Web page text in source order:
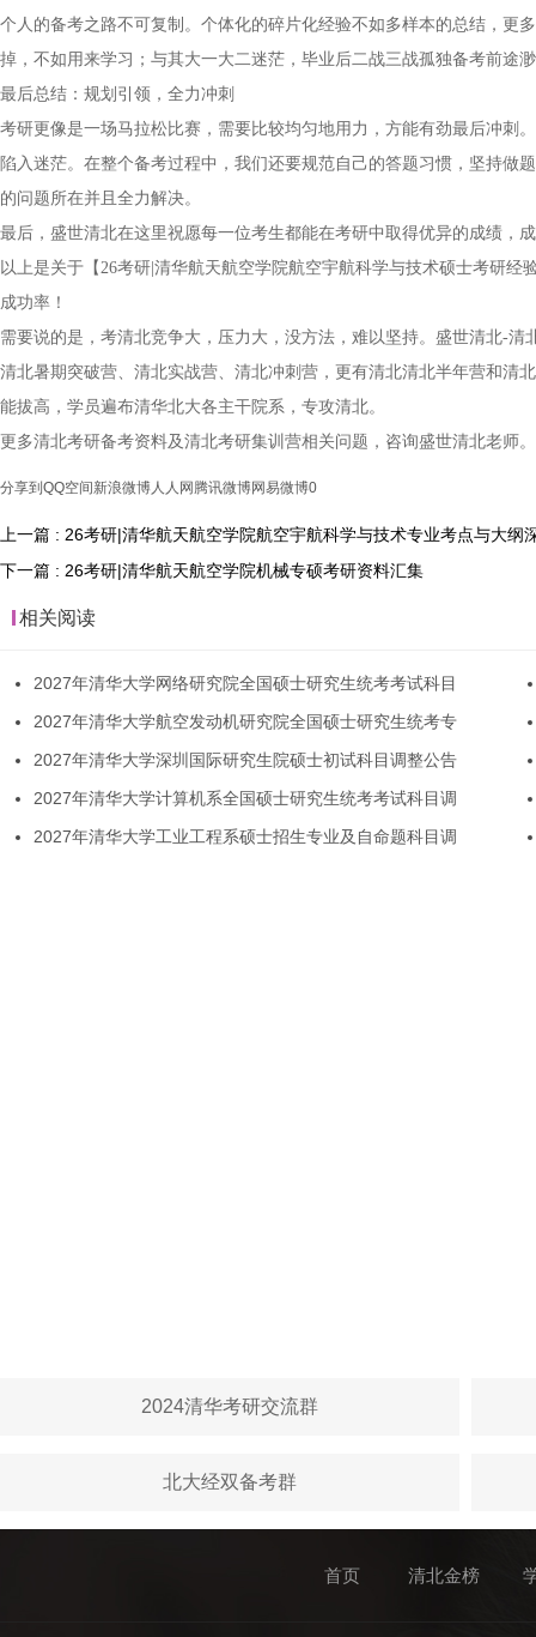
个人的备考之路不可复制。个体化的碎片化经验不如多样本的总结，更
掉，不如用来学习；与其大一大二迷茫，毕业后二战三战孤独备考前途
最后总结：规划引领，全力冲刺
考研更像是一场马拉松比赛，需要比较均匀地用力，方能有劲最后冲刺
陷入迷茫。在整个备考过程中，我们还要规范自己的答题习惯，坚持做
的问题所在并且全力解决。
最后，盛世清北在这里祝愿每一位考生都能在考研中取得优异的成绩，
以上是关于【26考研|清华航天航空学院航空宇航科学与技术硕士考研
成功率！
需要说的是，考清北竞争大，压力大，没方法，难以坚持。盛世清北-
清北暑期突破营、清北实战营、清北冲刺营，更有清北清北半年营和清
能拔高，学员遍布清华北大各主干院系，专攻清北。
更多清北考研备考资料及清北考研集训营相关问题，咨询盛世清北老师。
分享到 QQ空间 新浪微博人人网 腾讯微博网易微博0
上一篇 : 26考研|清华航天航空学院航空宇航科学与技术专业考点与大纲
下一篇 : 26考研|清华航天航空学院机械专硕考研资料汇集
相关阅读
2027年清华大学网络研究院全国硕士研究生统考考试科目
2027年清华大学航空发动机研究院全国硕士研究生统考专
2027年清华大学深圳国际研究生院硕士初试科目调整公告
2027年清华大学计算机系全国硕士研究生统考考试科目调
2027年清华大学工业工程系硕士招生专业及自命题科目调
2024清华考研交流群
北大经双备考群
首页 清北金榜